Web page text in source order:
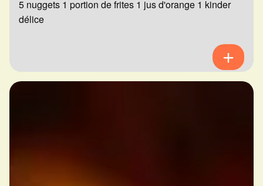
5 nuggets 1 portion de frites 1 jus d'orange 1 kinder
délice